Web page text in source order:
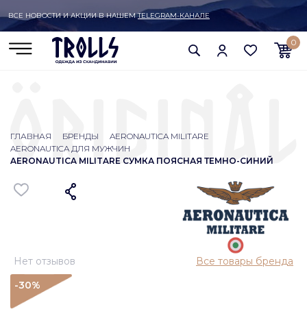
ВСЕ НОВОСТИ И АКЦИИ В НАШЕМTELEGRAM-КАНАЛЕ
0
ГЛАВНАЯ БРЕНДЫ
AERONAUTICA MILITARE
AERONAUTICA ДЛЯ МУЖЧИН
AERONAUTICA MILITARE СУМКА ПОЯСНАЯ ТЕМНО-СИНИЙ
Нет отзывов
Все товары бренда
-30%